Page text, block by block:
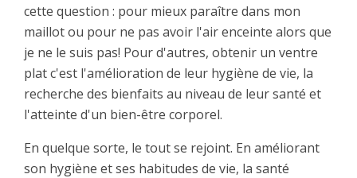
cette question : pour mieux paraître dans mon
maillot ou pour ne pas avoir l'air enceinte alors que
je ne le suis pas! Pour d'autres, obtenir un ventre
plat c'est l'amélioration de leur hygiène de vie, la
recherche des bienfaits au niveau de leur santé et
l'atteinte d'un bien-être corporel.
En quelque sorte, le tout se rejoint. En améliorant
son hygiène et ses habitudes de vie, la santé